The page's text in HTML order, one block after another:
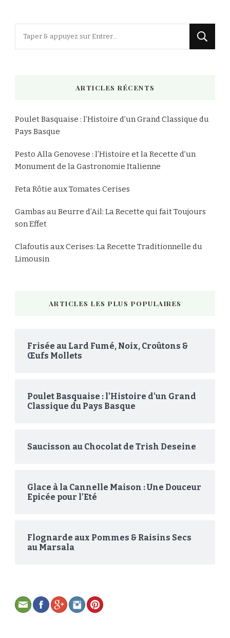
ARTICLES RÉCENTS
Poulet Basquaise : l’Histoire d’un Grand Classique du
Pays Basque
Pesto Alla Genovese : l’Histoire et la Recette d’un
Monument de la Gastronomie Italienne
Feta Rôtie aux Tomates Cerises
Gambas au Beurre d’Ail: La Recette qui fait Toujours
son Effet
Clafoutis aux Cerises: La Recette Traditionnelle du
Limousin
ARTICLES LES PLUS POPULAIRES
Frisée au Lard Fumé, Noix, Croûtons &
Œufs Mollets
Poulet Basquaise : l’Histoire d’un Grand
Classique du Pays Basque
Saucisson au Chocolat de Trish Deseine
Glace à la Cannelle Maison : Une Douceur
Epicée pour l’Eté
Flognarde aux Pommes & Raisins Secs
au Marsala